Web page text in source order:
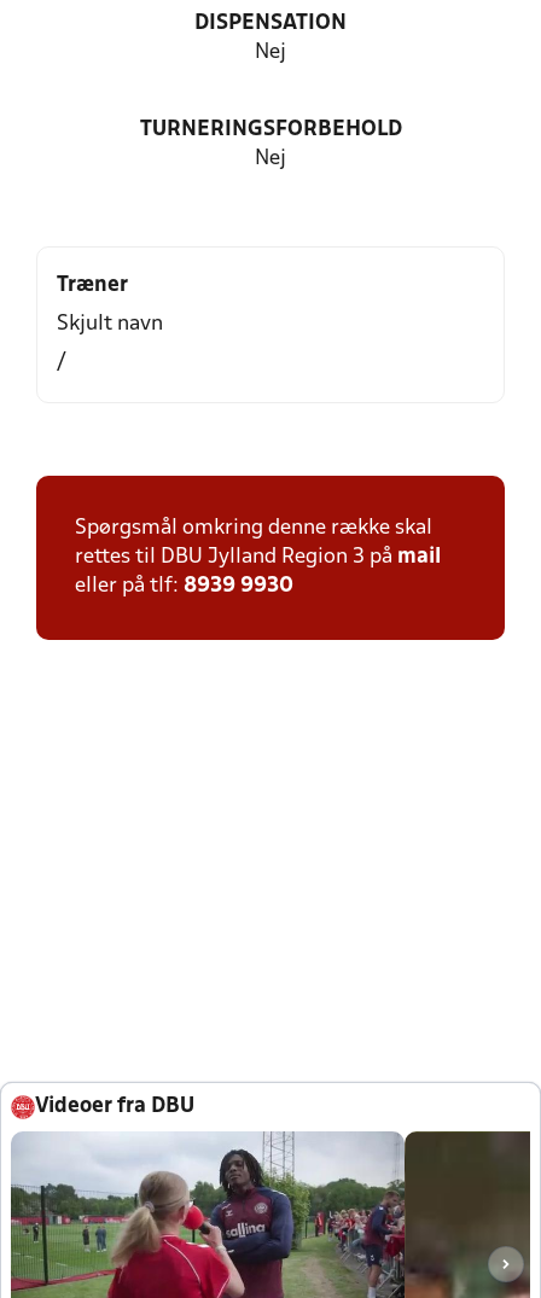
DISPENSATION
Nej
TURNERINGSFORBEHOLD
Nej
Træner
Skjult navn
/
Spørgsmål omkring denne række skal
rettes til DBU Jylland Region 3 på mail
eller på tlf: 8939 9930
Videoer fra DBU